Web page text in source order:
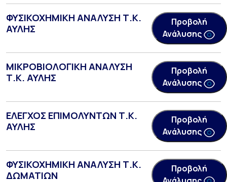
ΦΥΣΙΚΟΧΗΜΙΚΗ ΑΝΑΛΥΣΗ Τ.Κ.
ΑΥΛΗΣ
Προβολή
Ανάλυσης
ΜΙΚΡΟΒΙΟΛΟΓΙΚΗ ΑΝΑΛΥΣΗ
Τ.Κ. ΑΥΛΗΣ
Προβολή
Ανάλυσης
ΕΛΕΓΧΟΣ ΕΠΙΜΟΛΥΝΤΩΝ Τ.Κ.
ΑΥΛΗΣ
Προβολή
Ανάλυσης
ΦΥΣΙΚΟΧΗΜΙΚΗ ΑΝΑΛΥΣΗ Τ.Κ.
ΔΩΜΑΤΙΩΝ
Προβολή